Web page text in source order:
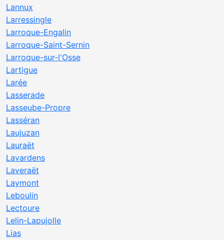
Lannux
Larressingle
Larroque-Engalin
Larroque-Saint-Sernin
Larroque-sur-l'Osse
Lartigue
Larée
Lasserade
Lasseube-Propre
Lasséran
Laujuzan
Lauraët
Lavardens
Laveraët
Laymont
Leboulin
Lectoure
Lelin-Lapujolle
Lias